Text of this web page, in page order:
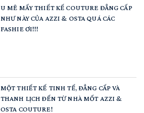
U MÊ MẤY THIẾT KẾ COUTURE ĐẲNG CẤP
NHƯ NÀY CỦA AZZI & OSTA QUÁ CÁC
FASHIE ƠI!!!
MỘT THIẾT KẾ TINH TẾ, ĐẲNG CẤP VÀ
THANH LỊCH ĐẾN TỪ NHÀ MỐT AZZI &
OSTA COUTURE!